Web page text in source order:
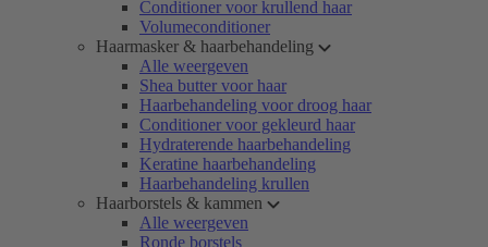
Conditioner voor krullend haar
Volumeconditioner
Haarmasker & haarbehandeling
Alle weergeven
Shea butter voor haar
Haarbehandeling voor droog haar
Conditioner voor gekleurd haar
Hydraterende haarbehandeling
Keratine haarbehandeling
Haarbehandeling krullen
Haarborstels & kammen
Alle weergeven
Ronde borstels